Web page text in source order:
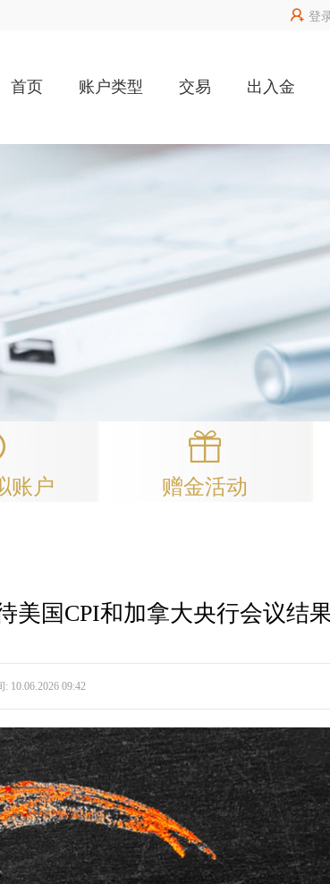
 登
首页 账户类型 交易 出入金
账户 赠金活动
国CPI和加拿大央行会议结果
: 10.06.2026 09:42